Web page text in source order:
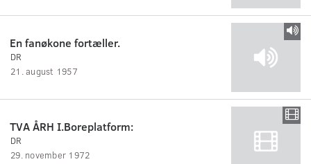
En fanøkone fortæller.
DR
21. august 1957
TVA ÅRH I.Boreplatform:
DR
29. november 1972